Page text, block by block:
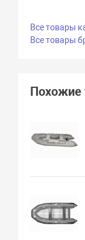
Все товары
Все товары
Похожие